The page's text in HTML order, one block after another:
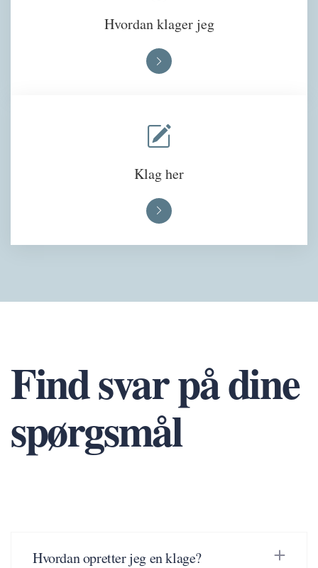
Hvordan klager jeg
Klag her
Find svar på dine
spørgsmål
Hvordan opretter jeg en klage?